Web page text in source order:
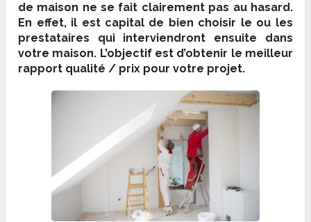
de maison ne se fait clairement pas au hasard.
En effet, il est capital de bien choisir le ou les
prestataires qui interviendront ensuite dans
votre maison. L’objectif est d’obtenir le meilleur
rapport qualité / prix pour votre projet.